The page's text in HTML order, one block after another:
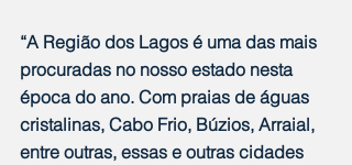
“A Região dos Lagos é uma das mais
procuradas no nosso estado nesta
época do ano. Com praias de águas
cristalinas, Cabo Frio, Búzios, Arraial,
entre outras, essas e outras cidades